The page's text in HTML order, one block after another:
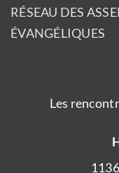
RÉSEAU DES
ÉVANGÉLIQUES
Les